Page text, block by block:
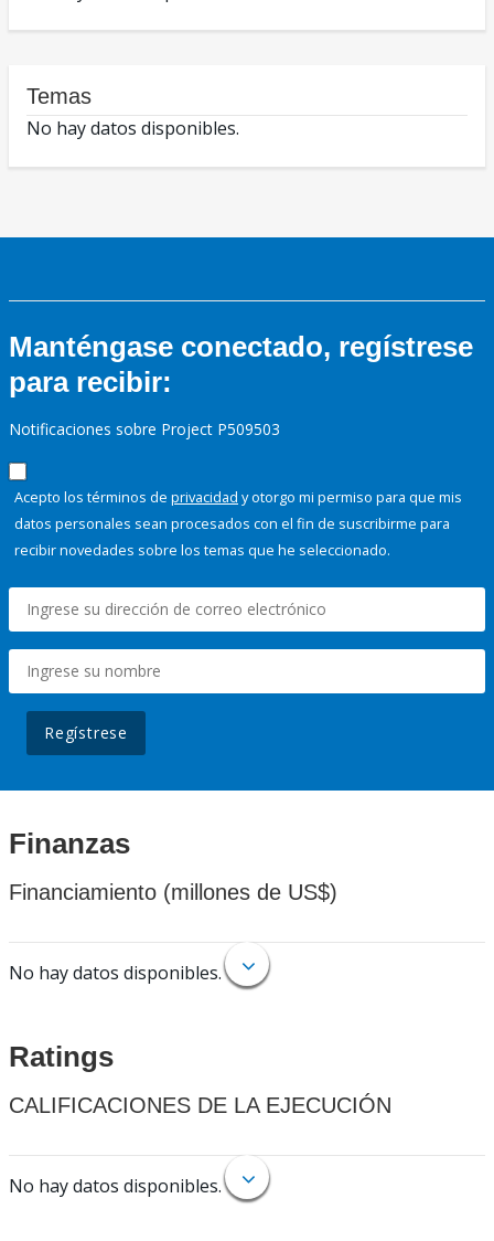
Temas
No hay datos disponibles.
Manténgase conectado, regístrese
para recibir:
Notificaciones sobre Project P509503
Acepto los términos de privacidad y otorgo mi permiso para que mis
datos personales sean procesados con el fin de suscribirme para
recibir novedades sobre los temas que he seleccionado.
Regístrese
Finanzas
Financiamiento (millones de US$)
No hay datos disponibles.
Ratings
CALIFICACIONES DE LA EJECUCIÓN
No hay datos disponibles.